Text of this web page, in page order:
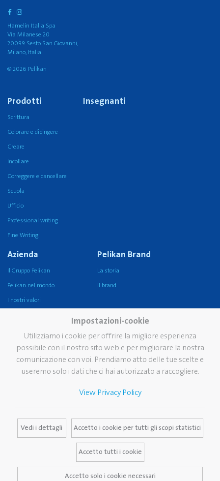
Hamelin Italia Spa
Via Milanese 20
20099 Sesto San Giovanni,
Milano, Italia
© 2026 Pelikan
Prodotti
Scrittura
Colorare e dipingere
Creare
Incollare
Correggere e cancellare
Scuola
Ufficio
Professional writing
Fine Writing
Insegnanti
Azienda
Il Gruppo Pelikan
Pelikan nel mondo
I nostri valori
Museo
Pelikan Brand
La storia
Il brand
Servizi
Newsletter
Media Database
Contatti
Termini e condizioni
Impostazioni-cookie
Utilizziamo i cookie per offrire la migliore esperienza
possibile con il nostro sito web e per migliorare la nostra
comunicazione con voi. Prendiamo atto delle tue scelte e
useremo solo i dati che ci hai autorizzato a raccogliere.
View Privacy Policy
Vedi i dettagli Accetto i cookie per tutti gli scopi statistici
Accetto tutti i cookie
Accetto solo i cookie necessari